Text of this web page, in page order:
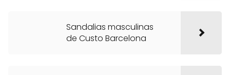
Sandalias masculinas
de Custo Barcelona